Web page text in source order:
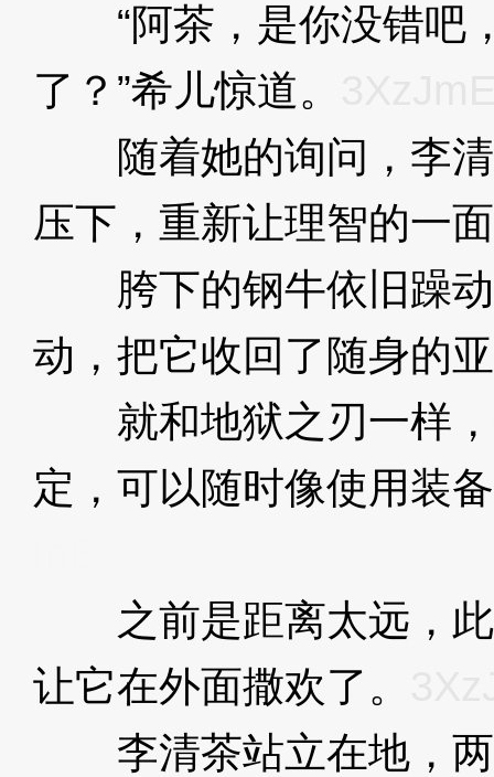
“阿茶，是你没错吧
了？”希儿惊道。
随着她的询问，李清
压下，重新让理智的一
胯下的钢牛依旧躁动
动，把它收回了随身的
就和地狱之刃一样，
定，可以随时像使用装
之前是距离太远，此
让它在外面撒欢了。
李清茶站立在地，两